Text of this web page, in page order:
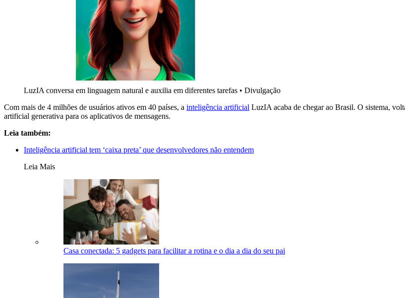
LuzIA conversa em linguagem natural e auxilia em diferentes tarefas • Divulgação
Com mais de 4 milhões de usuários ativos em 40 países, a inteligência artificial LuzIA acaba de chegar ao Brasil. O sistema,
artificial generativa para os aplicativos de mensagens.
Leia também:
Inteligência artificial tem ‘caixa preta’ que desenvolvedores não entendem
Leia Mais
Casa conectada: 5 gadgets para facilitar a rotina e o dia a dia do seu pai